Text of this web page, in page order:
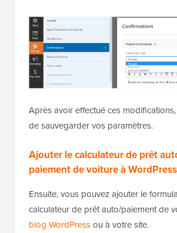
Après avoir effectué ces
de sauvegarder vos paramètres.
Ajouter le calculateur de prêt
paiement de voiture à WordPress
Ensuite, vous pouvez ajouter le
calculateur de prêt auto/paiement de
blog WordPressou à votre site.